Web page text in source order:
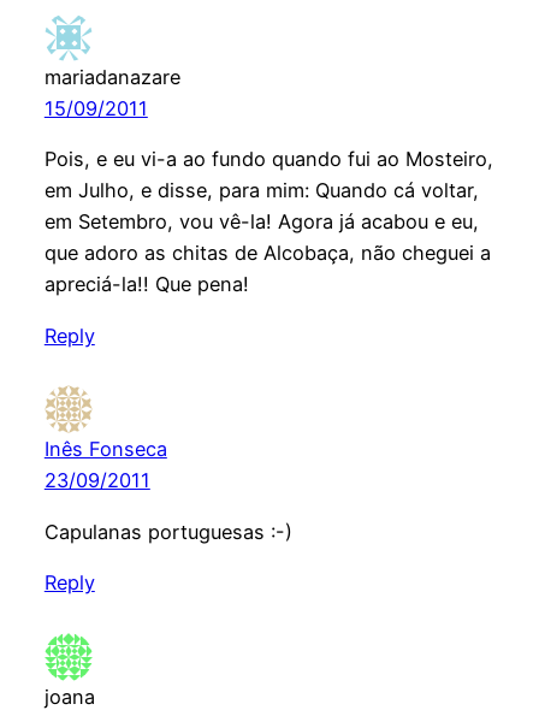
mariadanazare
15/09/2011
Pois, e eu vi-a ao fundo quando fui ao Mosteiro,
em Julho, e disse, para mim: Quando cá voltar,
em Setembro, vou vê-la! Agora já acabou e eu,
que adoro as chitas de Alcobaça, não cheguei a
apreciá-la!! Que pena!
Reply
Inês Fonseca
23/09/2011
Capulanas portuguesas :-)
Reply
joana